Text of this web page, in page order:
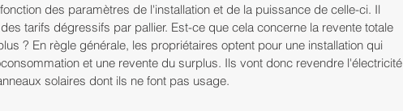
des paramètres de l'installation et de la puissance de celle-ci. Il
tarifs dégressifs par pallier. Est-ce que cela concerne la revente totale
? En règle générale, les propriétaires optent pour une installation qui
et une revente du surplus. Ils vont donc revendre l'électricité
solaires dont ils ne font pas usage.